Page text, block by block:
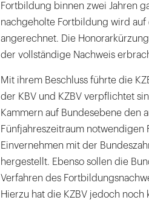
Fortbildung binnen zwei Jahren
nachgeholte Fortbildung wird
angerechnet. Die
der vollständige Nachweis
Mit ihrem Beschluss führte die
der KBV und KZBV verpflichtet
Kammern auf Bundesebene den
Fünfjahreszeitraum notwendigen
Einvernehmen mit der
hergestellt. Ebenso sollen die
Verfahren des
Hierzu hat die KZBV jedoch